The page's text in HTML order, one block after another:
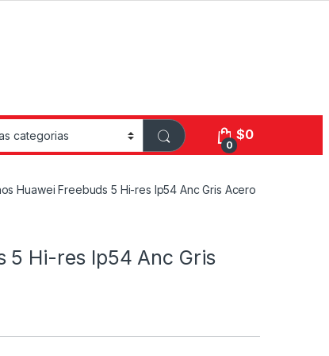
0
$0
Huawei Freebuds 5 Hi-res Ip54 Anc Gris Acero
5 Hi-res Ip54 Anc Gris